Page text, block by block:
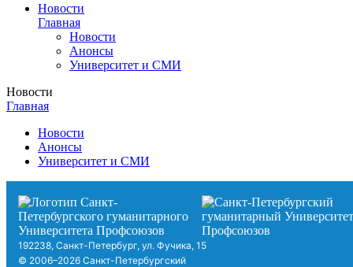
Новости
Главная
Новости
Анонсы
Университет и СМИ
Новости
Главная
Новости
Анонсы
Университет и СМИ
192238, Санкт-Петербург, ул. Фучика, 15
© 2006–2026 Санкт-Петербургский